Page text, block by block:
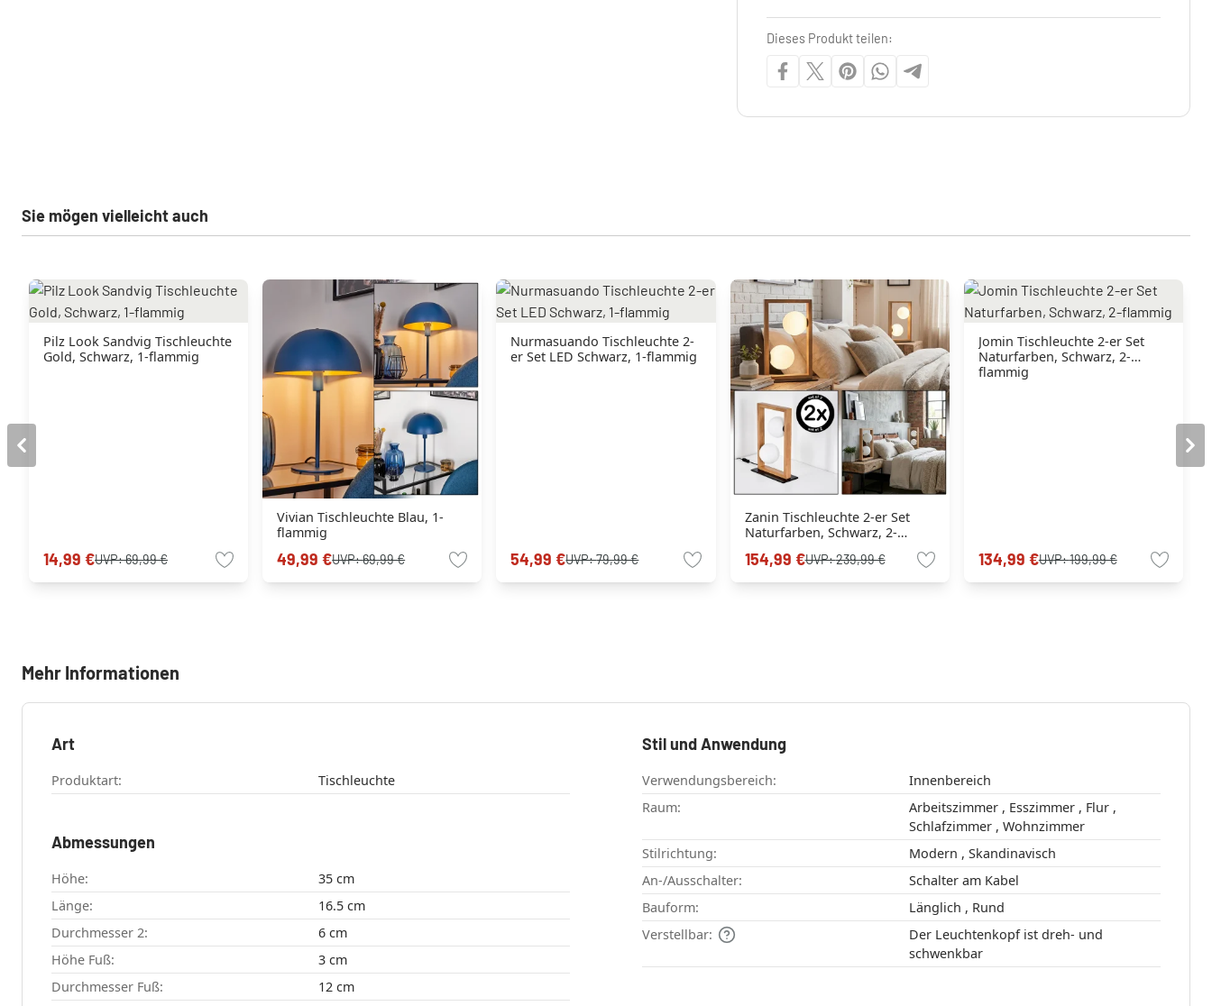
Dieses Produkt teilen:
Sie mögen vielleicht auch
Pilz Look Sandvig Tischleuchte
Gold, Schwarz, 1-flammig
14,99 €UVP:69,99 €
Vivian Tischleuchte Blau, 1-
flammig
49,99 €UVP:69,99 €
Nurmasuando Tischleuchte 2-
er Set LED Schwarz, 1-flammig
54,99 €UVP:79,99 €
Zanin Tischleuchte 2-er Set
Naturfarben, Schwarz, 2-
154,99 €UVP:239,99 €
Jomin Tischleuchte 2-er Set
Naturfarben, Schwarz, 2-
flammig
134,99 €UVP:199,99 €
Mehr Informationen
Art
Produktart: Tischleuchte
Abmessungen
Höhe:
35 cm
Länge:
16.5 cm
Durchmesser 2:
6 cm
Höhe Fuß:
3 cm
Durchmesser Fuß:
12 cm
Stil und Anwendung
Verwendungsbereich:
Innenbereich
Raum:
Arbeitszimmer , Esszimmer , Flur ,
Schlafzimmer , Wohnzimmer
Stilrichtung:
Modern , Skandinavisch
An-/Ausschalter:
Schalter am Kabel
Bauform:
Länglich , Rund
Verstellbar:
Der Leuchtenkopf ist dreh- und
schwenkbar